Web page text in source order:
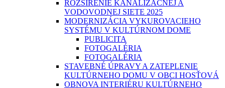
ROZŠÍRENIE KANALIZAČNEJ A
VODOVODNEJ SIETE 2025
MODERNIZÁCIA VYKUROVACIEHO
SYSTÉMU V KULTÚRNOM DOME
PUBLICITA
FOTOGALÉRIA
FOTOGALÉRIA
STAVEBNÉ ÚPRAVY A ZATEPLENIE
KULTÚRNEHO DOMU V OBCI HOSŤOVÁ
OBNOVA INTERIÉRU KULTÚRNEHO